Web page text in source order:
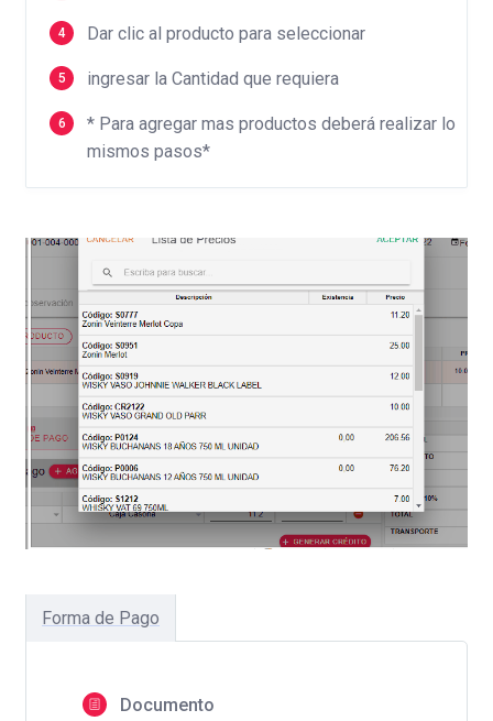
Dar clic al producto para seleccionar
ingresar la Cantidad que requiera
* Para agregar mas productos deberá realizar lo
mismos pasos*
Forma de Pago
Documento